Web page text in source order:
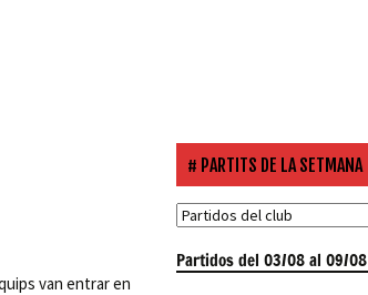
van entrar en
PARTITS DE LA SETMANA
Partidosdel 03/08 al 09/08